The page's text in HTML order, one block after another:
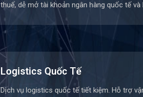
thuế, dễ mở tài khoản ngân hàng quốc tế và
Logistics Quốc Tế
Dịch vụ logistics quốc tế tiết kiệm. Hỗ trợ